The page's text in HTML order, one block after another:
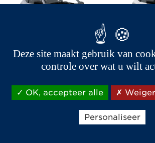
City Pack
vanaf 15 290 €
'flipkey'
Deze site maakt gebruik van
controle over wat u wilt
OK, accepteer alle
Personaliseer